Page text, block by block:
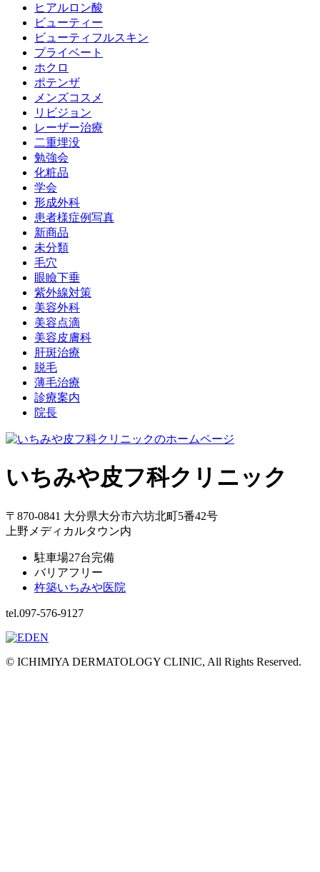
ヒアルロン酸
ビューティー
ビューティフルスキン
プライベート
ホクロ
ポテンザ
メンズコスメ
リビジョン
レーザー治療
二重埋没
勉強会
化粧品
学会
形成外科
患者様症例写真
新商品
未分類
毛穴
眼瞼下垂
紫外線対策
美容外科
美容点滴
美容皮膚科
肝斑治療
脱毛
薄毛治療
診療案内
院長
いちみや皮フ科クリニック
〒870-0841 大分県大分市六坊北町5番42号
上野メディカルタウン内
駐車場27台完備
バリアフリー
杵築いちみや医院
tel.097-576-9127
© ICHIMIYA DERMATOLOGY CLINIC, All Rights Reserved.